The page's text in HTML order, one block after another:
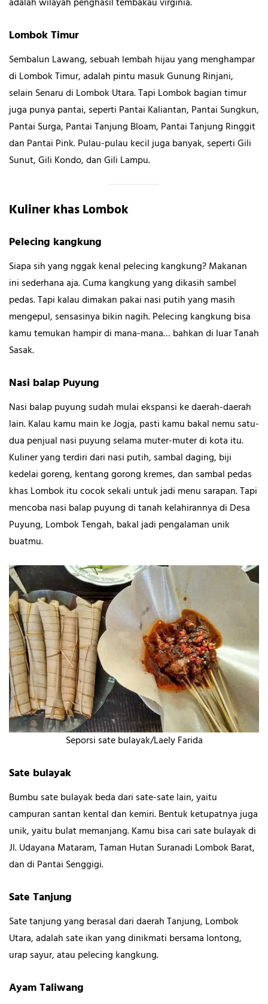
Lombok Timur
Sembalun Lawang, sebuah lembah hijau yang menghampar
di Lombok Timur, adalah pintu masuk Gunung Rinjani,
selain Senaru di Lombok Utara. Tapi Lombok bagian timur
juga punya pantai, seperti Pantai Kaliantan, Pantai Sungkun,
Pantai Surga, Pantai Tanjung Bloam, Pantai Tanjung Ringgit
dan Pantai Pink. Pulau-pulau kecil juga banyak, seperti Gili
Sunut, Gili Kondo, dan Gili Lampu.
Kuliner khas Lombok
Pelecing kangkung
Siapa sih yang nggak kenal pelecing kangkung? Makanan
ini sederhana aja. Cuma kangkung yang dikasih sambel
pedas. Tapi kalau dimakan pakai nasi putih yang masih
mengepul, sensasinya bikin nagih. Pelecing kangkung bisa
kamu temukan hampir di mana-mana… bahkan di luar Tanah
Sasak.
Nasi balap Puyung
Nasi balap puyung sudah mulai ekspansi ke daerah-daerah
lain. Kalau kamu main ke Jogja, pasti kamu bakal nemu satu-
dua penjual nasi puyung selama muter-muter di kota itu.
Kuliner yang terdiri dari nasi putih, sambal daging, biji
kedelai goreng, kentang gorong kremes, dan sambal pedas
khas Lombok itu cocok sekali untuk jadi menu sarapan. Tapi
mencoba nasi balap puyung di tanah kelahirannya di Desa
Puyung, Lombok Tengah, bakal jadi pengalaman unik
buatmu.
Seporsi sate bulayak/Laely Farida
Sate bulayak
Bumbu sate bulayak beda dari sate-sate lain, yaitu
campuran santan kental dan kemiri. Bentuk ketupatnya juga
unik, yaitu bulat memanjang. Kamu bisa cari sate bulayak di
Jl. Udayana Mataram, Taman Hutan Suranadi Lombok Barat,
dan di Pantai Senggigi.
Sate Tanjung
Sate tanjung yang berasal dari daerah Tanjung, Lombok
Utara, adalah sate ikan yang dinikmati bersama lontong,
urap sayur, atau pelecing kangkung.
Ayam Taliwang